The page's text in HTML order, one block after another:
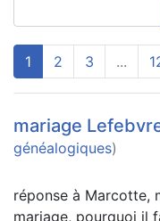
1 2 3 ...
mariage
généalogiques)
réponse à Marcotte,
mariage, pourquoi il